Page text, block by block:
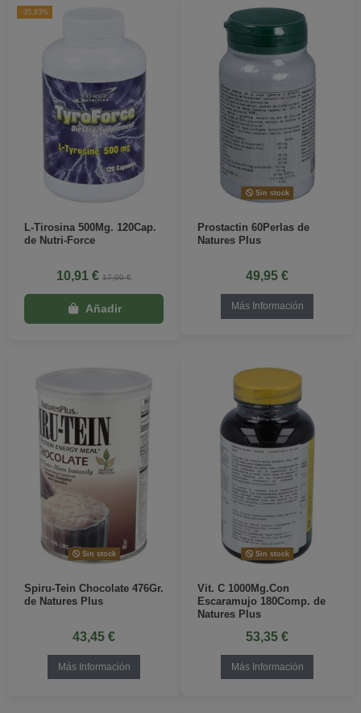
-35,83%
L-Tirosina 500Mg. 120Cap.
de Nutri-Force
10,91 € 17,00 €
Sin stock
Prostactin 60Perlas de
Natures Plus
49,95 €
Más Información
Sin stock
Spiru-Tein Chocolate 476Gr.
de Natures Plus
43,45 €
Más Información
Sin stock
Vit. C 1000Mg.Con
Escaramujo 180Comp. de
Natures Plus
53,35 €
Más Información